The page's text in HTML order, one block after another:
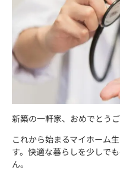
新築の一軒家、おめでとう
これから始まるマイホーム
す。快適な暮らしを少しで
ん。